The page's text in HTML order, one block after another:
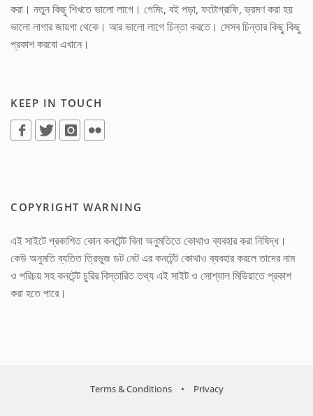
করা। নতুন কিছু শিখতে ভালো লাগে। গেমিং, বই পড়া, ফটোগ্রাফি, ভ্রমণ করা হয়
ভালো লাগার জায়গা থেকে। আর ভালো লাগে চিন্তা করতে। সেসব চিন্তার কিছু কিছু
প্রকাশ করবো এখানে।
KEEP IN TOUCH
COPYRIGHT WARNING
এই সাইটে প্রকাশিত কোন কনটেন্ট বিনা অনুমতিতে কোথাও ব্যবহার করা নিষিদ্ধ।
কেউ অনুমতি ব্যতিত ত্রিভুজ ডট নেট এর কনটেন্ট কোথাও ব্যবহার করলে তাদের নাম
ও পরিচয় সহ কনটেন্ট চুরির বিস্তারিত তথ্য এই সাইট ও সোশ্যাল মিডিয়াতে প্রকাশ
করা হতে পারে।
Terms & Conditions • Privacy